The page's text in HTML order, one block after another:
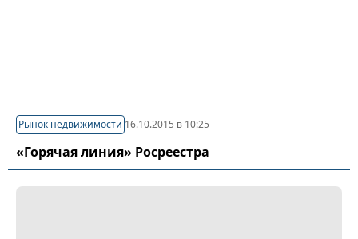
Рынок недвижимости 16.10.2015 в 10:25
«Горячая линия» Росреестра